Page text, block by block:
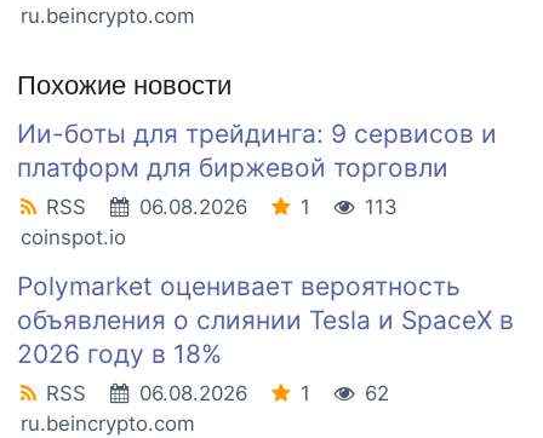
ru.beincrypto.com
Похожие новости
Ии-боты для трейдинга: 9 сервисов и
платформ для биржевой торговли
RSS 06.08.2026 1
113
coinspot.io
Polymarket оценивает вероятность
объявления о слиянии Tesla и SpaceX в
2026 году в 18%
RSS 06.08.2026 1
62
ru.beincrypto.com